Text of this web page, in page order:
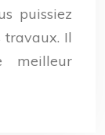
puissiez
travaux. Il
meilleur